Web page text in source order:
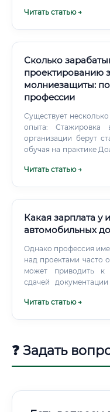
в компрессор и он
Читать статью →
Сколько
проектированию
молниезащиты:
профессии
Существует
опыта: Стажировка в проектном бюро — многие
организации берут
обучая на практике Должность технического помощника
изнутри Работа в электромонтажной организации —
без хотя бы
(электротехника,
существенно
Читать статью →
Какая зарплата
автомобильных
Однако профессия имеет
над проектами часто
может приводить к
сдачей
сбором исходных
Читать статью →
❓ Задать